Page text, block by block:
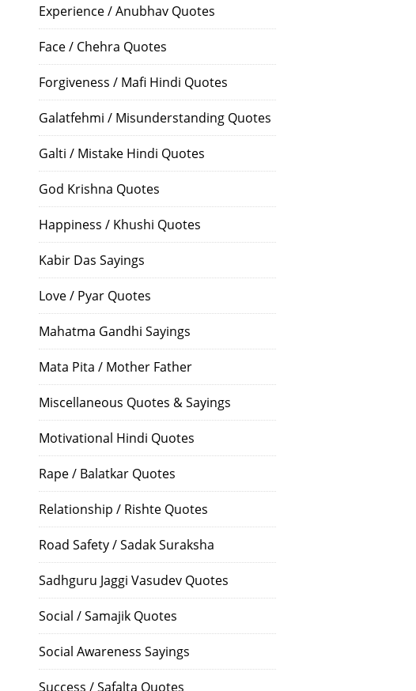
Experience / Anubhav Quotes
Face / Chehra Quotes
Forgiveness / Mafi Hindi Quotes
Galatfehmi / Misunderstanding Quotes
Galti / Mistake Hindi Quotes
God Krishna Quotes
Happiness / Khushi Quotes
Kabir Das Sayings
Love / Pyar Quotes
Mahatma Gandhi Sayings
Mata Pita / Mother Father
Miscellaneous Quotes & Sayings
Motivational Hindi Quotes
Rape / Balatkar Quotes
Relationship / Rishte Quotes
Road Safety / Sadak Suraksha
Sadhguru Jaggi Vasudev Quotes
Social / Samajik Quotes
Social Awareness Sayings
Success / Safalta Quotes